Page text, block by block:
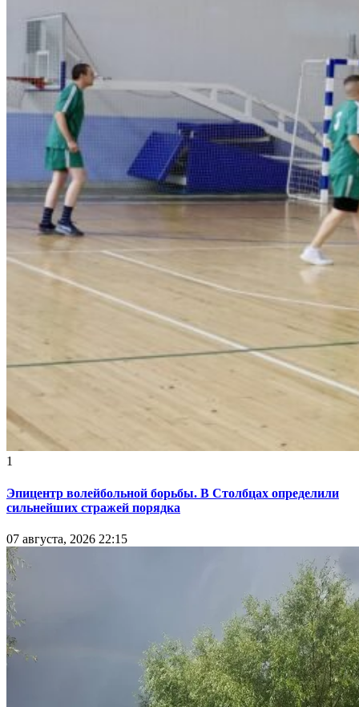
1
Эпицентр волейбольной борьбы. В Столбцах определили
сильнейших стражей порядка
07 августа, 2026 22:15